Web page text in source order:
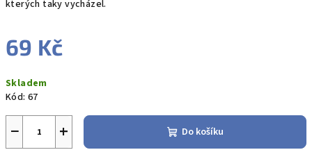
kterých taky vycházel.
69 Kč
cena:
Skladem
Kód: 67
+
− Do košíku